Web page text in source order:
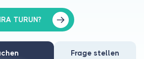
TURUN?
Frage stellen